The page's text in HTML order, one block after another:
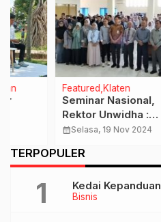
Klaten
Seminar Nasional,
Rektor Unwidha :
Generasi Z Harus Taat
Pendapatan Negara
Selasa, 19 Nov 2024
…
TERPOPULER
Bisnis
Kedai Kepanduan